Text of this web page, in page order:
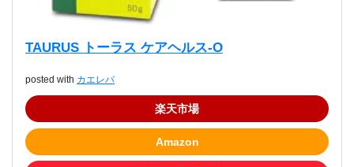
TAURUS トーラス ケアヘルス-O
posted with カエレバ
楽天市場
Amazon